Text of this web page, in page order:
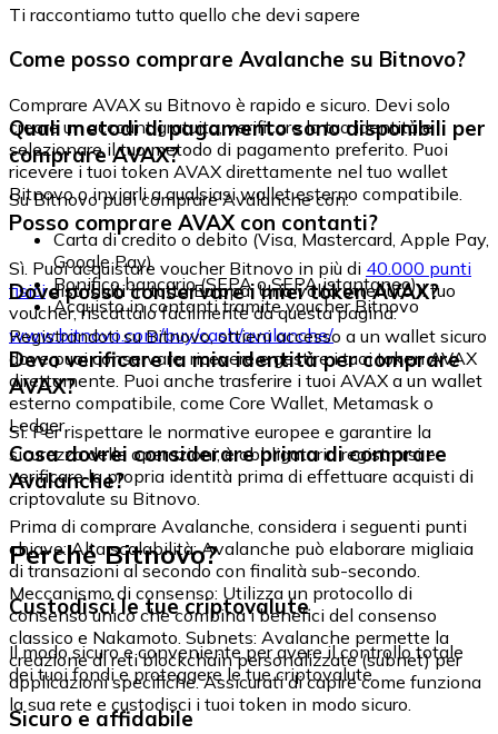
Ti raccontiamo tutto quello che devi sapere
Come posso comprare Avalanche su Bitnovo?
Comprare AVAX su Bitnovo è rapido e sicuro. Devi solo
creare un account gratuito, verificare la tua identità e
selezionare il tuo metodo di pagamento preferito. Puoi
ricevere i tuoi token AVAX direttamente nel tuo wallet
Bitnovo o inviarli a qualsiasi wallet esterno compatibile.
Quali metodi di pagamento sono disponibili per
comprare AVAX?
Su Bitnovo puoi comprare Avalanche con:
Carta di credito o debito (Visa, Mastercard, Apple Pay,
Google Pay)
Bonifico bancario (SEPA o SEPA istantaneo)
Acquisto in contanti tramite voucher Bitnovo
Posso comprare AVAX con contanti?
Sì. Puoi acquistare voucher Bitnovo in più di 40.000 punti
fisicidistribuiti in tutta Europa. Una volta ottenuto il tuo
voucher, riscattalo facilmente da questa pagina:
www.bitnovo.com/buy/cash/avalanche/
Dove posso conservare i miei token AVAX?
Registrandoti su Bitnovo, ottieni accesso a un wallet sicuro
dove puoi conservare, ricevere e gestire i tuoi token AVAX
direttamente. Puoi anche trasferire i tuoi AVAX a un wallet
esterno compatibile, come Core Wallet, Metamask o
Ledger.
Devo verificare la mia identità per comprare
AVAX?
Sì. Per rispettare le normative europee e garantire la
sicurezza delle operazioni, è obbligatorio registrarsi e
verificare la propria identità prima di effettuare acquisti di
criptovalute su Bitnovo.
Cosa dovrei considerare prima di comprare
Avalanche?
Prima di comprare Avalanche, considera i seguenti punti
chiave: Alta scalabilità: Avalanche può elaborare migliaia
di transazioni al secondo con finalità sub-secondo.
Meccanismo di consenso: Utilizza un protocollo di
consenso unico che combina i benefici del consenso
classico e Nakamoto. Subnets: Avalanche permette la
creazione di reti blockchain personalizzate (subnet) per
applicazioni specifiche. Assicurati di capire come funziona
la sua rete e custodisci i tuoi token in modo sicuro.
Perché Bitnovo?
Custodisci le tue criptovalute
Il modo sicuro e conveniente per avere il controllo totale
dei tuoi fondi e proteggere le tue criptovalute.
Sicuro e affidabile